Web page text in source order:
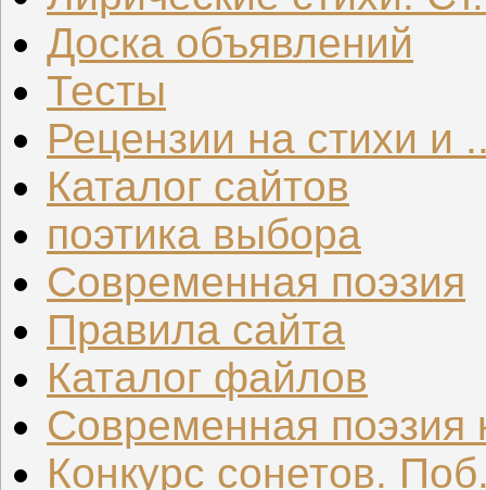
Доска объявлений
Тесты
Рецензии на стихи и
Каталог сайтов
поэтика выбора
Современная поэзия
Правила сайта
Каталог файлов
Современная поэзия
Конкурс сонетов.